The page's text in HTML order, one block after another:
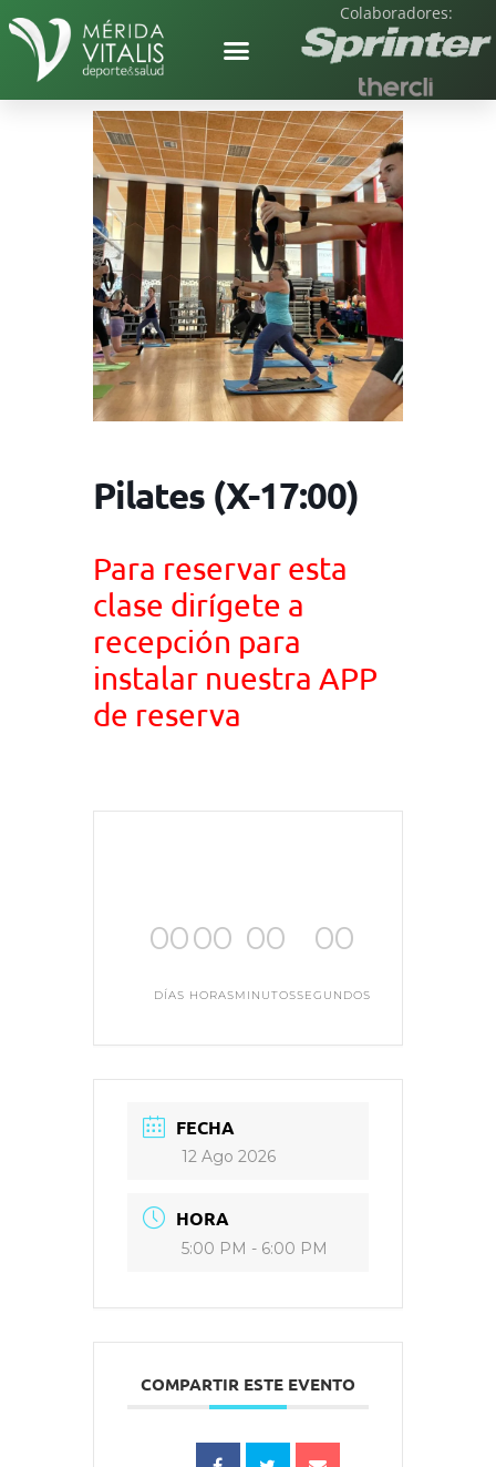
Colaboradores:
Pilates (X-17:00)
Para reservar esta
clase dirígete a
recepción para
instalar nuestra APP
de reserva
00
DÍAS
00
HORAS
00
MINUTOS
00
SEGUNDOS
FECHA
12 Ago 2026
HORA
5:00 PM - 6:00 PM
COMPARTIR ESTE EVENTO